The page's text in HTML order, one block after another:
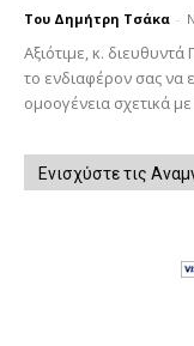
Του Δημήτρη Τσάκα -
Αξιότιμε, κ.
το ενδιαφέρον σας να
ομοογένεια σχετικά
Ενισχύστε τις